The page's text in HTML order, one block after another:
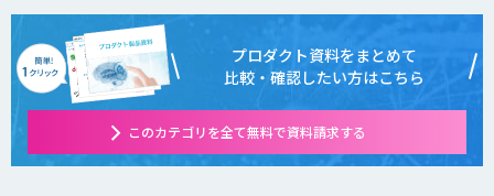
プロダクト資料をまとめて
比較・確認したい方はこちら
このカテゴリを全て無料で資料請求する